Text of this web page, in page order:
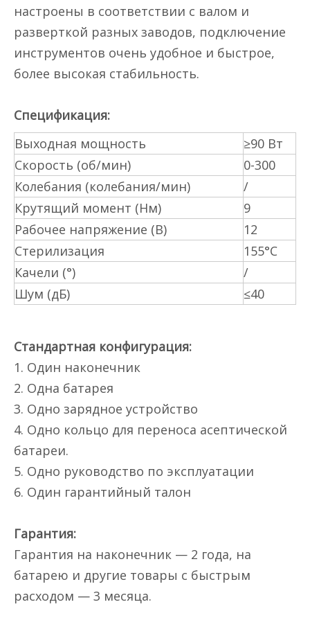
настроены в соответствии с валом и
разверткой разных заводов, подключение
инструментов очень удобное и быстрое,
более высокая стабильность.
Спецификация:
Выходная мощность
≥90 Вт
Скорость (об/мин)
0-300
Колебания (колебания/мин)
/
Крутящий момент (Нм)
9
Рабочее напряжение (В)
12
Стерилизация
155°С
Качели (°)
/
Шум (дБ)
≤40
Стандартная конфигурация:
1. Один наконечник
2. Одна батарея
3. Одно зарядное устройство
4. Одно кольцо для переноса асептической
батареи.
5. Одно руководство по эксплуатации
6. Один гарантийный талон
Гарантия:
Гарантия на наконечник — 2 года, на
батарею и другие товары с быстрым
расходом — 3 месяца.